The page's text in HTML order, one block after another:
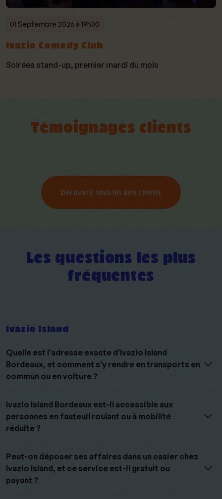
01 Septembre 2026 à 19h30
Ivazio Comedy Club
Soirées stand-up, premier mardi du mois
Témoignages clients
Découvrir tous les avis clients
Les questions les plus
fréquentes
Ivazio Island
Quelle est l'adresse exacte d'Ivazio Island
Bordeaux, et comment s'y rendre en transports en
commun ou en voiture ?
Ivazio Island Bordeaux est-il accessible aux
personnes en fauteuil roulant ou à mobilité
réduite ?
Peut-on déposer ses affaires dans un casier chez
Ivazio Island, et ce service est-il gratuit ou
payant ?